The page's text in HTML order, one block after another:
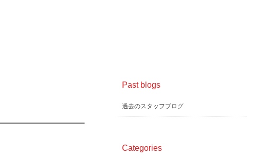
Past blogs
過去のスタッフブログ
Categories